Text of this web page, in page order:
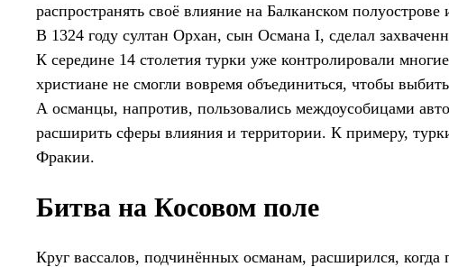
распространять своё влияние на Балканском
В 1324 году султан Орхан, сын Османа I, сделал
К середине 14 столетия турки уже контролировали
христиане не смогли вовремя объединиться, чтобы
А османцы, напротив, пользовались междоусобицами
расширить сферы влияния и территории. К примеру,
Фракии.
Битва на Косовом поле
Круг вассалов, подчинённых османам, расширился,